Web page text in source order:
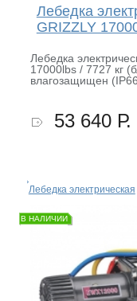
Лебедка
GRIZZLY
Лебедка
17000lbs / 7727 кг
влагозащищен
53 640 Р.
Лебедка электрическая
В НАЛИЧИИ